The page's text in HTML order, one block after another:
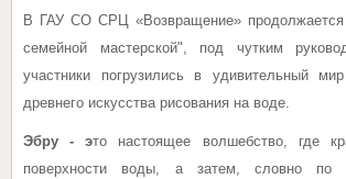
В ГАУ СО СРЦ «Возвращение» продолжается
семейной мастерской", под чутким
участники погрузились в удивительный
древнего искусства рисования на воде.
Эбру - это настоящее волшебство, где
поверхности воды, а затем, словно по